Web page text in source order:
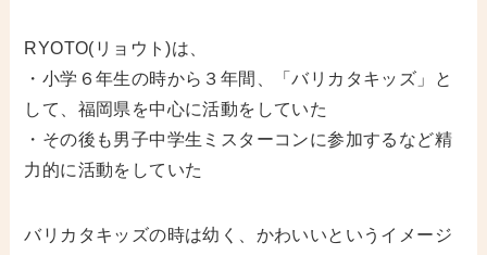
RYOTO(リョウト)は、
・小学６年生の時から３年間、「バリカタキッズ」と
して、福岡県を中心に活動をしていた
・その後も男子中学生ミスターコンに参加するなど精
力的に活動をしていた
バリカタキッズの時は幼く、かわいいというイメージ